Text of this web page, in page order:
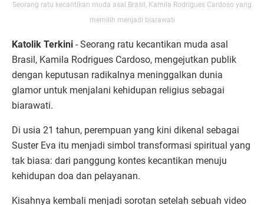
Seorang ratu kecantikan muda asal Brasil, Kamila Rodrigues Cardoso yang
memilih menjadi biarawati
Katolik Terkini - Seorang ratu kecantikan muda asal
Brasil, Kamila Rodrigues Cardoso, mengejutkan publik
dengan keputusan radikalnya meninggalkan dunia
glamor untuk menjalani kehidupan religius sebagai
biarawati.
Di usia 21 tahun, perempuan yang kini dikenal sebagai
Suster Eva itu menjadi simbol transformasi spiritual yang
tak biasa: dari panggung kontes kecantikan menuju
kehidupan doa dan pelayanan.
Kisahnya kembali menjadi sorotan setelah sebuah video